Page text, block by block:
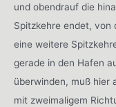
und obendrauf die
Spitzkehre endet, von
eine weitere
gerade in den Hafen
überwinden, muß hier
mit zweimaligem